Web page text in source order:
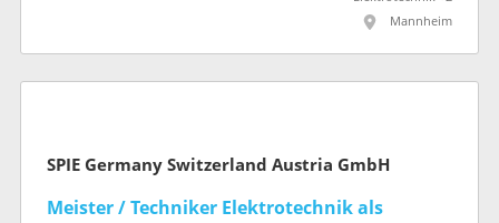
Mannheim
SPIE Germany Switzerland Austria GmbH
Meister / Techniker Elektrotechnik als